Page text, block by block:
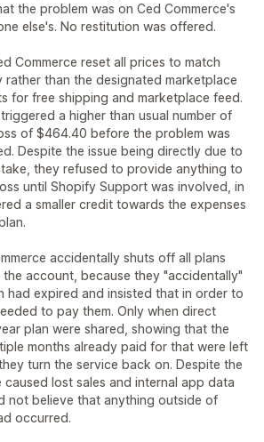
the problem was on Ced Commerce's
else's. No restitution was offered.
Commerce reset all prices to match
rather than the designated marketplace
for free shipping and marketplace feed.
a higher than usual number of
of $464.40 before the problem was
Despite the issue being directly due to
they refused to provide anything to
until Shopify Support was involved, in
a smaller credit towards the expenses
accidentally shuts off all plans
account, because they "accidentally"
had expired and insisted that in order to
to pay them. Only when direct
plan were shared, showing that the
months already paid for that were left
turn the service back on. Despite the
lost sales and internal app data
not believe that anything outside of
occurred.